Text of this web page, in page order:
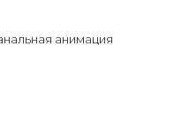
анимация